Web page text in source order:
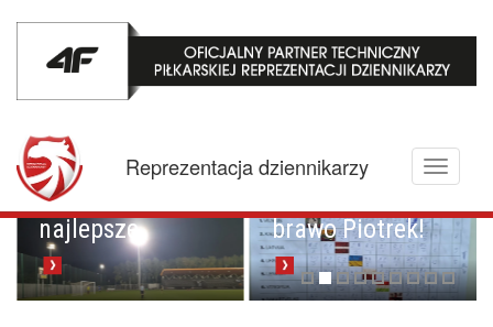
Toggle
Reprezentacja dziennikarzy
Mistrzowskie
karne z
Pucharowa
przygoda trwa w
najlepsze
Brawo Lenkija,
brawo Piotrek!